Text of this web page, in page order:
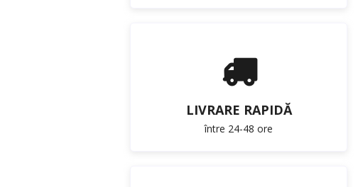
LIVRARE RAPIDĂ
între 24-48 ore